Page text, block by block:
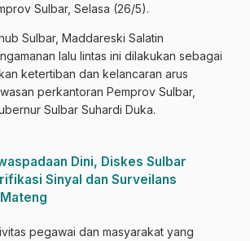
Sulbar, Selasa (26/5).
Sulbar, Maddareski Salatin
lalu lintas ini dilakukan sebagai
ketertiban dan kelancaran arus
perkantoran Pemprov Sulbar,
Sulbar Suhardi Duka.
Dini, Diskes Sulbar
Sinyal dan Surveilans
pegawai dan masyarakat yang